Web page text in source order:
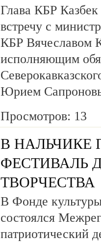
Глава КБР
встречу с
КБР Вячеславом
исполняющим
Юрием
Просмотров: 13
В НАЛЬЧИКЕ
ФЕСТИВАЛЬ
ТВОРЧЕСТВА
В Фонде
состоялся
патриотический